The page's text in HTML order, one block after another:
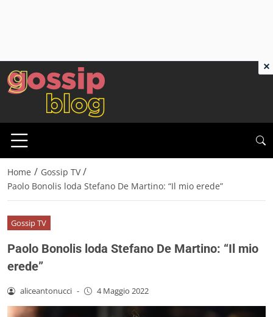
Home / Gossip TV /
Paolo Bonolis loda Stefano De Martino: “Il mio erede”
Gossip TV
Paolo Bonolis loda Stefano De Martino: “Il mio
erede”
aliceantonucci - 4 Maggio 2022
×